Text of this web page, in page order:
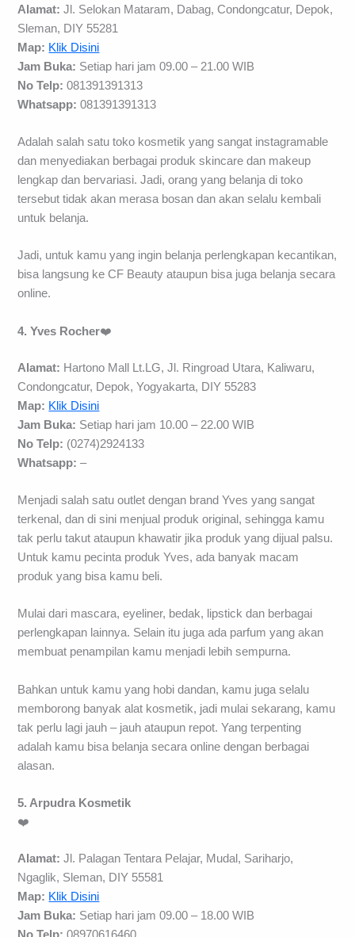
Alamat: Jl. Selokan Mataram, Dabag, Condongcatur, Depok,
Sleman, DIY 55281
Map: Klik Disini
Jam Buka: Setiap hari jam 09.00 – 21.00 WIB
No Telp: 081391391313
Whatsapp: 081391391313
Adalah salah satu toko kosmetik yang sangat instagramable
dan menyediakan berbagai produk skincare dan makeup
lengkap dan bervariasi. Jadi, orang yang belanja di toko
tersebut tidak akan merasa bosan dan akan selalu kembali
untuk belanja.
Jadi, untuk kamu yang ingin belanja perlengkapan kecantikan,
bisa langsung ke CF Beauty ataupun bisa juga belanja secara
online.
4. Yves Rocher❤️
Alamat: Hartono Mall Lt.LG, Jl. Ringroad Utara, Kaliwaru,
Condongcatur, Depok, Yogyakarta, DIY 55283
Map: Klik Disini
Jam Buka: Setiap hari jam 10.00 – 22.00 WIB
No Telp: (0274)2924133
Whatsapp: –
Menjadi salah satu outlet dengan brand Yves yang sangat
terkenal, dan di sini menjual produk original, sehingga kamu
tak perlu takut ataupun khawatir jika produk yang dijual palsu.
Untuk kamu pecinta produk Yves, ada banyak macam
produk yang bisa kamu beli.
Mulai dari mascara, eyeliner, bedak, lipstick dan berbagai
perlengkapan lainnya. Selain itu juga ada parfum yang akan
membuat penampilan kamu menjadi lebih sempurna.
Bahkan untuk kamu yang hobi dandan, kamu juga selalu
memborong banyak alat kosmetik, jadi mulai sekarang, kamu
tak perlu lagi jauh – jauh ataupun repot. Yang terpenting
adalah kamu bisa belanja secara online dengan berbagai
alasan.
5. Arpudra Kosmetik
❤️
Alamat: Jl. Palagan Tentara Pelajar, Mudal, Sariharjo,
Ngaglik, Sleman, DIY 55581
Map: Klik Disini
Jam Buka: Setiap hari jam 09.00 – 18.00 WIB
No Telp: 08970616460